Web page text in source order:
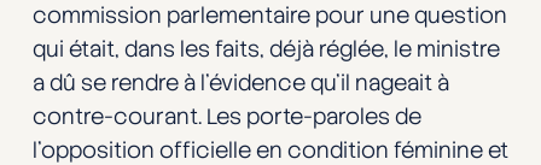
commission parlementaire pour une question
qui était, dans les faits, déjà réglée, le ministre
a dû se rendre à l’évidence qu’il nageait à
contre-courant. Les porte-paroles de
l’opposition officielle en condition féminine et